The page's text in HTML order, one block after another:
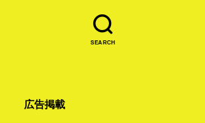
SEARCH
広告掲載